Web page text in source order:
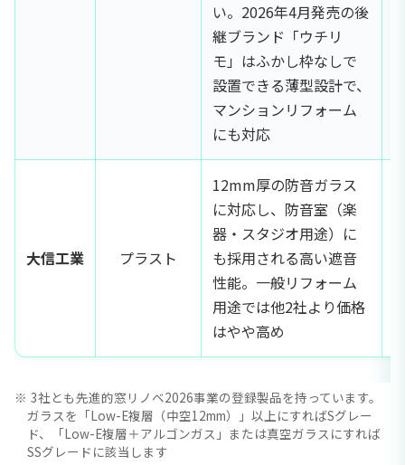
い。2026年4月発売の後
継ブランド「ウチリ
モ」はふかし枠なしで
設置できる薄型設計で、
マンションリフォーム
にも対応
大信工業 プラスト
12mm厚の防音ガラス
に対応し、防音室（楽
器・スタジオ用途）に
も採用される高い遮音
性能。一般リフォーム
用途では他2社より価格
はやや高め
3社とも先進的窓リノベ2026事業の登録製品を持っています。
ガラスを「Low-E複層（中空12mm）」以上にすればSグレー
ド、「Low-E複層＋アルゴンガス」または真空ガラスにすれば
SSグレードに該当します